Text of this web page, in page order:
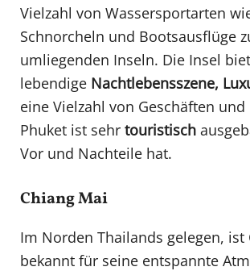
Vielzahl von Wassersportarten
Schnorcheln und Bootsausflüge
umliegenden Inseln. Die Insel
lebendige Nachtlebensszene,
eine Vielzahl von Geschäften und
Phuket ist sehr touristisch
Vor und Nachteile hat.
Chiang Mai
Im Norden Thailands gelegen, ist
bekannt für seine entspannte